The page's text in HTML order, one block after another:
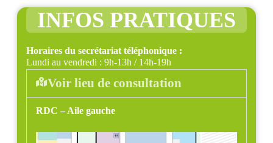
INFOS PRATIQUES
Horaires du secrétariat téléphonique :
Lundi au vendredi : 9h-13h / 14h-19h
Voir lieu de consultation
RDC – Aile gauche